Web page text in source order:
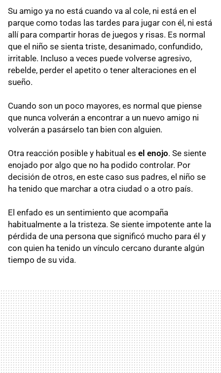
Su amigo ya no está cuando va al cole, ni está en el
parque como todas las tardes para jugar con él, ni está
allí para compartir horas de juegos y risas. Es normal
que el niño se sienta triste, desanimado, confundido,
irritable. Incluso a veces puede volverse agresivo,
rebelde, perder el apetito o tener alteraciones en el
sueño.
Cuando son un poco mayores, es normal que piense
que nunca volverán a encontrar a un nuevo amigo ni
volverán a pasárselo tan bien con alguien.
Otra reacción posible y habitual es el enojo. Se siente
enojado por algo que no ha podido controlar. Por
decisión de otros, en este caso sus padres, el niño se
ha tenido que marchar a otra ciudad o a otro país.
El enfado es un sentimiento que acompaña
habitualmente a la tristeza. Se siente impotente ante la
pérdida de una persona que significó mucho para él y
con quien ha tenido un vínculo cercano durante algún
tiempo de su vida.